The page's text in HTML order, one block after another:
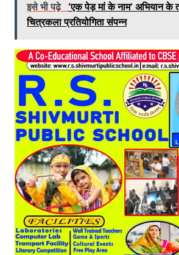
इसे भी पढ़े ‘एक पेड़ मां के नाम’ अभियान के
चित्रकला प्रतियोगिता संपन्न